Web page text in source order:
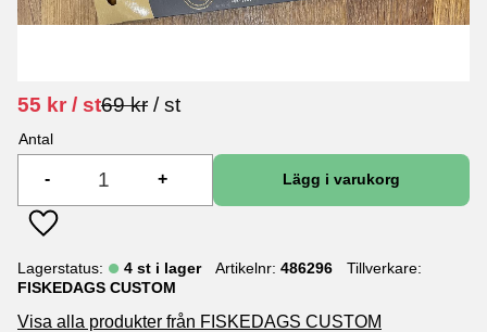
Nedsatt pris:
55 kr / stOrdinarie pris:
69kr /st
Antal
+
-
Lägg till i favoriter
Lagerstatus 4 st i lager Artikelnr 486296
Tillverkare
FISKEDAGS CUSTOM
Visa alla produkter från FISKEDAGS CUSTOM